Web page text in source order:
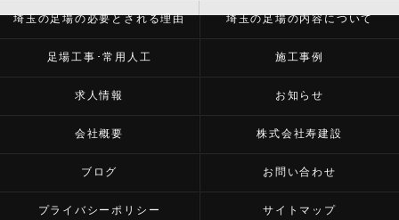
埼玉の足場の必要とされる理由 埼玉の足場の内容について
足場工事･常用人工 施工事例
求人情報 お知らせ
会社概要 株式会社寿建設
ブログ お問い合わせ
プライバシーポリシー サイトマップ